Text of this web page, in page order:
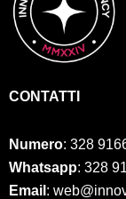
CONTATTI
Numero: 328
Whatsapp: 328
Email :